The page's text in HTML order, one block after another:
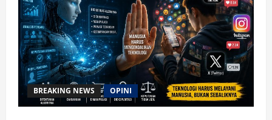
BREAKING NEWS OPINI